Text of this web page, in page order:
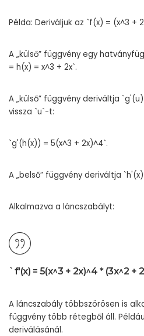
Példa: Deriváljuk az `f(x) = (x^3 +
A „külső” függvény egy
= h(x) = x^3 + 2x`.
A „külső” függvény deriváltja
vissza `u`-t:
`g'(h(x)) = 5(x^3 + 2x)^4`.
A „belső” függvény deriváltja
Alkalmazva a láncszabályt:
`f'(x) = 5(x^3 + 2x)^4 * (3x^2 +
A láncszabály többszörösen is
függvény több rétegből áll.
deriválásánál.